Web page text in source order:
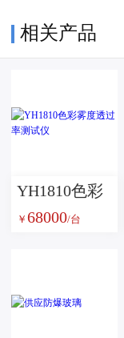
相关产品
YH1810色彩
雾度透过率
￥ 68000/台